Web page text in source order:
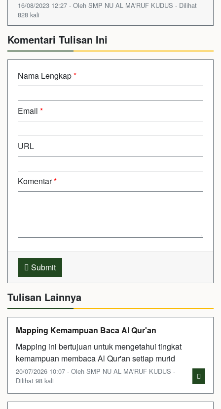
16/08/2023 12:27 - Oleh SMP NU AL MA'RUF KUDUS - Dilihat
828 kali
Komentari Tulisan Ini
Nama Lengkap*
Email *
URL
Komentar*
Submit
Tulisan Lainnya
Mapping Kemampuan Baca Al Qur'an
Mapping ini bertujuan untuk mengetahui tingkat
kemampuan membaca Al Qur'an setiap murid
20/07/2026 10:07 - Oleh SMP NU AL MA'RUF KUDUS -
Dilihat 98 kali